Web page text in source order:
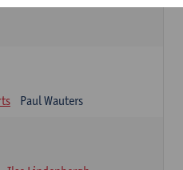
Paul Wauters